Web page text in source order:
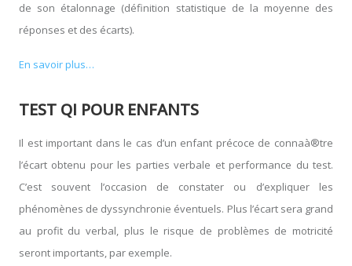
de son étalonnage (définition statistique de la moyenne des
réponses et des écarts).
En savoir plus…
TEST QI POUR ENFANTS
Il est important dans le cas d’un enfant précoce de connaà®tre
l’écart obtenu pour les parties verbale et performance du test.
C’est souvent l’occasion de constater ou d’expliquer les
phénomènes de dyssynchronie éventuels. Plus l’écart sera grand
au profit du verbal, plus le risque de problèmes de motricité
seront importants, par exemple.